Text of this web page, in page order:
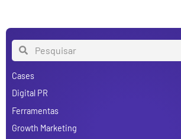
Cases
Digital PR
Ferramentas
Growth Marketing